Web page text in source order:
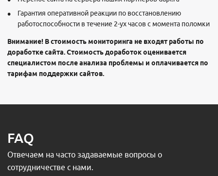
Гарантия оперативной реакции по восстановлению
работоспособности в течение 2-ух часов с момента поломки
Внимание! В стоимость мониторинга не входят работы по
доработке сайта. Стоимость доработок оценивается
специалистом после анализа проблемы и оплачивается по
тарифам поддержки сайтов.
FAQ
Отвечаем на часто задаваемые вопросы о
сотрудничестве с нами.